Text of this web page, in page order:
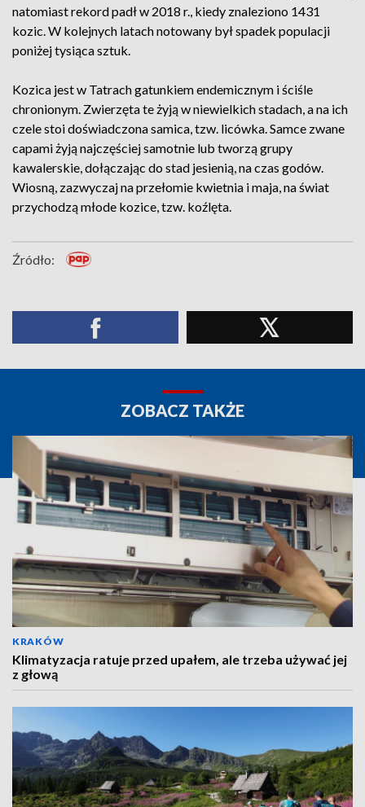
natomiast rekord padł w 2018 r., kiedy znaleziono 1431
kozic. W kolejnych latach notowany był spadek populacji
poniżej tysiąca sztuk.
Kozica jest w Tatrach gatunkiem endemicznym i ściśle
chronionym. Zwierzęta te żyją w niewielkich stadach, a na ich
czele stoi doświadczona samica, tzw. licówka. Samce zwane
capami żyją najczęściej samotnie lub tworzą grupy
kawalerskie, dołączając do stad jesienią, na czas godów.
Wiosną, zazwyczaj na przełomie kwietnia i maja, na świat
przychodzą młode kozice, tzw. koźlęta.
Źródło:
ZOBACZ TAKŻE
KRAKÓW
Klimatyzacja ratuje przed upałem, ale trzeba używać jej
z głową